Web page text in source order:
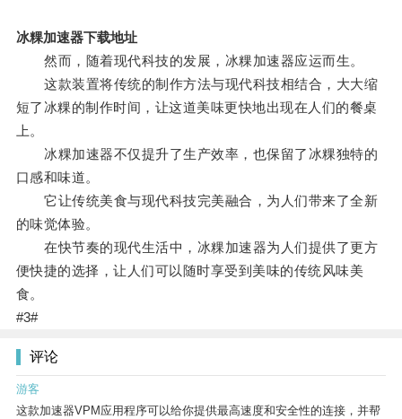
冰粿加速器下载地址
然而，随着现代科技的发展，冰粿加速器应运而生。
这款装置将传统的制作方法与现代科技相结合，大大缩
短了冰粿的制作时间，让这道美味更快地出现在人们的餐桌
上。
冰粿加速器不仅提升了生产效率，也保留了冰粿独特的
口感和味道。
它让传统美食与现代科技完美融合，为人们带来了全新
的味觉体验。
在快节奏的现代生活中，冰粿加速器为人们提供了更方
便快捷的选择，让人们可以随时享受到美味的传统风味美
食。
#3#
评论
游客
这款加速器VPM应用程序可以给你提供最高速度和安全性的连接，并帮